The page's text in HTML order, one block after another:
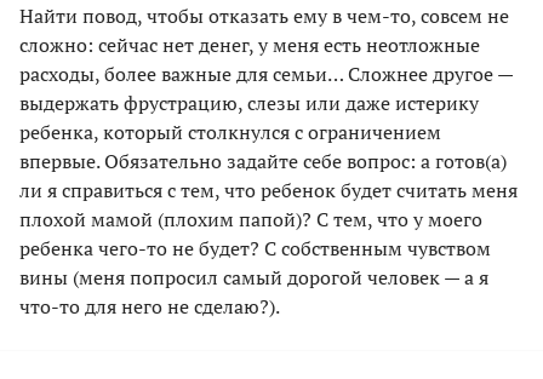
Найти повод, чтобы отказать ему в чем-то, совсем не
сложно: сейчас нет денег, у меня есть неотложные
расходы, более важные для семьи… Сложнее другое —
выдержать фрустрацию, слезы или даже истерику
ребенка, который столкнулся с ограничением
впервые. Обязательно задайте себе вопрос: а готов(а)
ли я справиться с тем, что ребенок будет считать меня
плохой мамой (плохим папой)? С тем, что у моего
ребенка чего-то не будет? С собственным чувством
вины (меня попросил самый дорогой человек — а я
что-то для него не сделаю?).